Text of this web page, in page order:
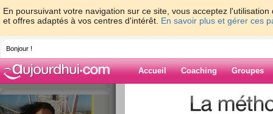
En poursuivant votre navigation sur ce site, vous acceptez
et offres adaptés à vos centres d'intérêt. En savoir plus et gérer ces
Bonjour !
Accueil Coaching Groupes
> dominiquerivron